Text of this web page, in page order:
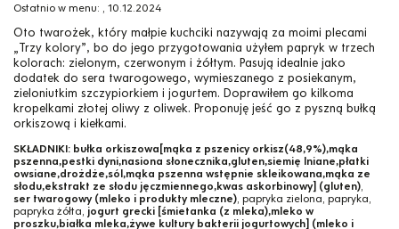
Ostatnio w menu: 10.12.2024
Oto twarożek, który małpie kuchciki nazywają za moimi plecami
„Trzy kolory”, bo do jego przygotowania użyłem papryk w trzech
kolorach: zielonym, czerwonym i żółtym. Pasują idealnie jako
dodatek do sera twarogowego, wymieszanego z posiekanym,
zieloniutkim szczypiorkiem i jogurtem. Doprawiłem go kilkoma
kropelkami złotej oliwy z oliwek. Proponuję jeść go z pyszną bułką
orkiszową i kiełkami.
SKŁADNIKI: bułka orkiszowa[mąka z pszenicy orkisz(48,9%),mąka
pszenna,pestki dyni,nasiona słonecznika,gluten,siemię lniane,płatki
owsiane,drożdże,sól,mąka pszenna wstępnie skleikowana,mąka ze
słodu,ekstrakt ze słodu jęczmiennego,kwas askorbinowy] (gluten),
ser twarogowy (mleko i produkty mleczne), papryka zielona, papryka,
papryka żółta, jogurt grecki [śmietanka (z mleka),mleko w
proszku,białka mleka,żywe kultury bakterii jogurtowych] (mleko i